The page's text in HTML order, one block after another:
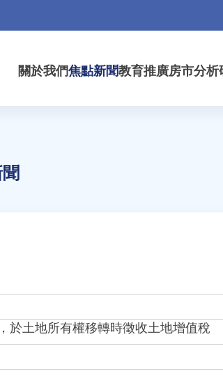
關於我們焦點新聞教育推廣房市分析
於土地所有權移轉時徵收土地增值稅